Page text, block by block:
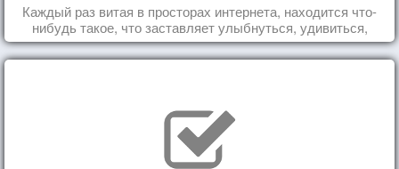
Каждый раз витая в просторах интернета, находится что-
нибудь такое, что заставляет улыбнуться, удивиться,
восхититься...